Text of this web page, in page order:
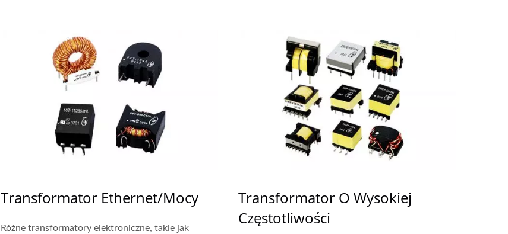
Transformator Ethernet/Mocy
Różne transformatory elektroniczne, takie jak
Transformator O Wysokiej
Częstotliwości